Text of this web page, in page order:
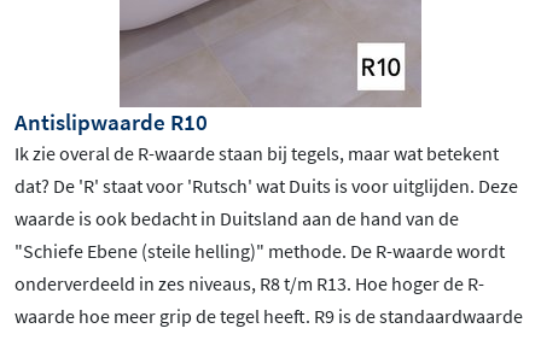
Antislipwaarde R10
Ik zie overal de R-waarde staan bij tegels, maar wat betekent
dat? De 'R' staat voor 'Rutsch' wat Duits is voor uitglijden. Deze
waarde is ook bedacht in Duitsland aan de hand van de
"Schiefe Ebene (steile helling)" methode. De R-waarde wordt
onderverdeeld in zes niveaus, R8 t/m R13. Hoe hoger de R-
waarde hoe meer grip de tegel heeft. R9 is de standaardwaarde